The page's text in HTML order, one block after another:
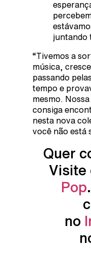
juntando
“Tivemos a
música,
passando
tempo e
mesmo.
consiga
nesta nova
você não está
Quer
Visite
Pop
no